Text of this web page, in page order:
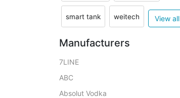
smart tank weitech View all
Manufacturers
7LINE
ABC
Absolut Vodka